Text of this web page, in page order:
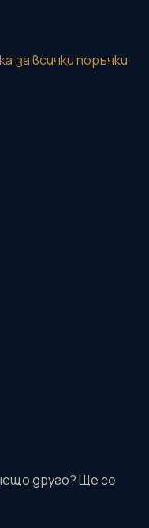
за всички поръчки
друго? Ще се